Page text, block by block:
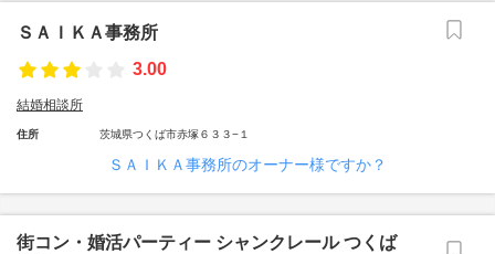
ＳＡＩＫＡ事務所
3.00
結婚相談所
住所 茨城県つくば市赤塚６３３−１
ＳＡＩＫＡ事務所のオーナー様ですか？
街コン・婚活パーティー シャンクレール つくば